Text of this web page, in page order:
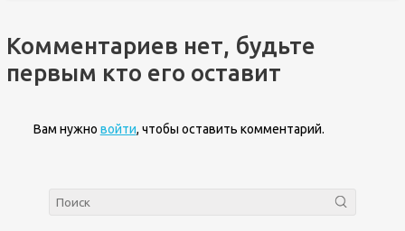
Комментариев нет, будьте
первым кто его оставит
Вам нужно войти, чтобы оставить комментарий.